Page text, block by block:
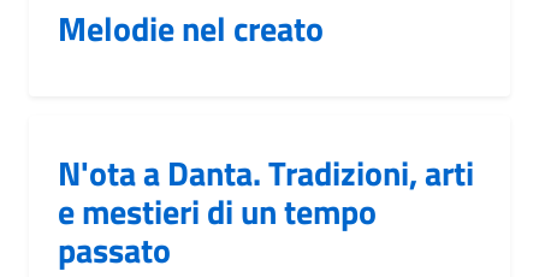
Melodie nel creato
N'ota a Danta. Tradizioni, arti
e mestieri di un tempo
passato